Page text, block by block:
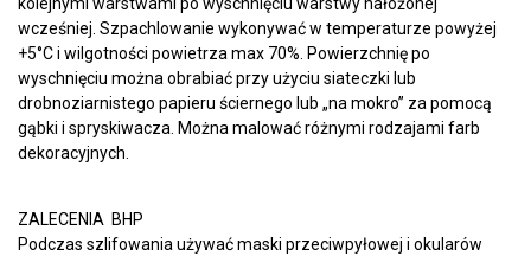
kolejnymi warstwami po wyschnięciu warstwy nałożonej
wcześniej. Szpachlowanie wykonywać w temperaturze powyżej
+5°C i wilgotności powietrza max 70%. Powierzchnię po
wyschnięciu można obrabiać przy użyciu siateczki lub
drobnoziarnistego papieru ściernego lub „na mokro” za pomocą
gąbki i spryskiwacza. Można malować różnymi rodzajami farb
dekoracyjnych.
ZALECENIA BHP
Podczas szlifowania używać maski przeciwpyłowej i okularów